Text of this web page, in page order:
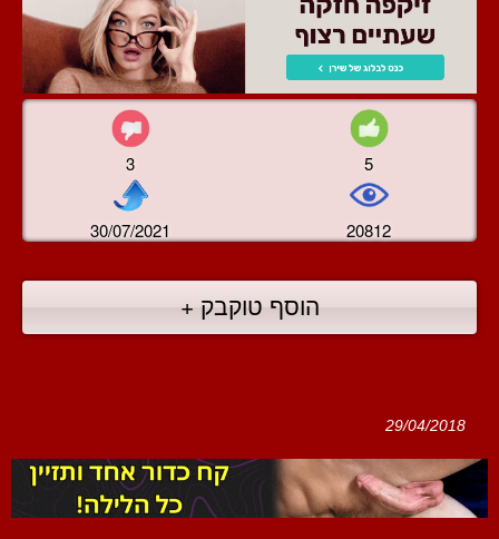
3 5
30/07/2021 20812
הוסף טוקבק +
29/04/2018